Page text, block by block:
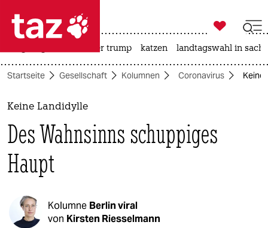
 taz zahl ich
taz zahl ich
themen
politik
öko
kultur

taz zahl ich
usa unter trump katzen landtagswahl in
Startseite Gesellschaft Kolumnen Coronavirus Keine
Keine Landidylle
Des Wahnsinns schuppiges
Haupt
Kolumne Berlin viral
von Kirsten Riesselmann